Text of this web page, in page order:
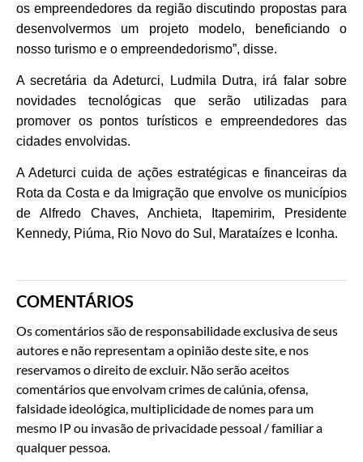
os empreendedores da região discutindo propostas para
desenvolvermos um projeto modelo, beneficiando o
nosso turismo e o empreendedorismo”, disse.
A secretária da Adeturci, Ludmila Dutra, irá falar sobre
novidades tecnológicas que serão utilizadas para
promover os pontos turísticos e empreendedores das
cidades envolvidas.
A Adeturci cuida de ações estratégicas e financeiras da
Rota da Costa e da Imigração que envolve os municípios
de Alfredo Chaves, Anchieta, Itapemirim, Presidente
Kennedy, Piúma, Rio Novo do Sul, Marataízes e Iconha.
COMENTÁRIOS
Os comentários são de responsabilidade exclusiva de seus
autores e não representam a opinião deste site, e nos
reservamos o direito de excluir. Não serão aceitos
comentários que envolvam crimes de calúnia, ofensa,
falsidade ideológica, multiplicidade de nomes para um
mesmo IP ou invasão de privacidade pessoal / familiar a
qualquer pessoa.